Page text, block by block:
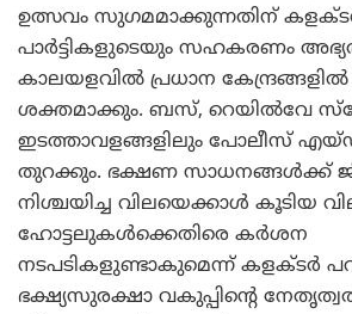
ഉത്സവം സുഗമമാക്കുന്നതിന് കളക്ടര്‍
പാര്‍ട്ടികളുടെയും സഹകരണം
കാലയളവില്‍ പ്രധാന കേന്ദ്രങ്ങളില്‍
ശക്തമാക്കും. ബസ്, റെയില്‍വേ
ഇടത്താവളങ്ങളിലും പോലീസ്
തുറക്കും. ഭക്ഷണ സാധനങ്ങള്‍ക്ക്
നിശ്ചയിച്ച വിലയെക്കാള്‍ കൂടിയ
ഹോട്ടലുകള്‍ക്കെതിരെ കര്‍ശന
നടപടികളുണ്ടാകുമെന്ന് കളക്ടര്‍
ഭക്ഷ്യസുരക്ഷാ വകുപ്പിന്റെ